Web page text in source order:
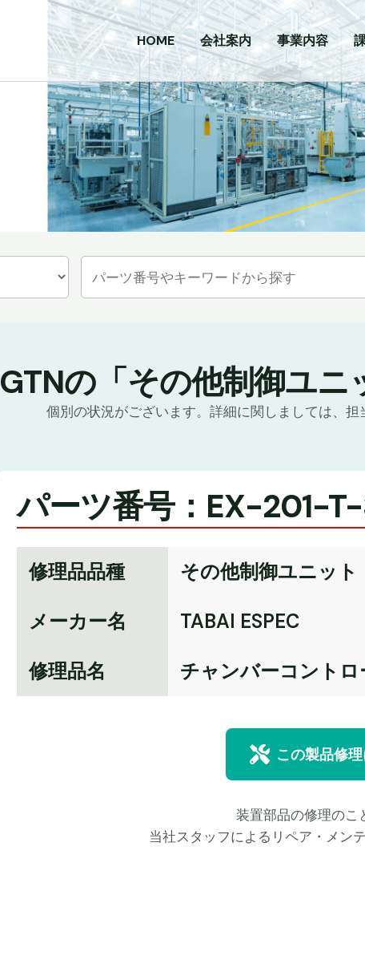
HOME 会社案内 事業内容
GTNの「その他制御ユニ
個別の状況がございます。詳細に関しましては、担
パーツ番号：EX-201-
修理品品種
その他制御ユニット
メーカー名
TABAI ESPEC
修理品名
チャンバーコントロ
この製品修
装置部品の修理のこ
当社スタッフによるリペア・メン